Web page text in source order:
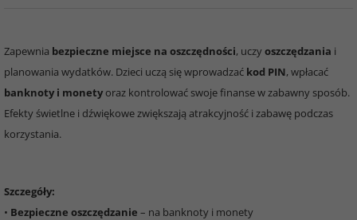
Zapewnia bezpieczne miejsce na oszczędności, uczyoszczędzania i
planowania wydatków. Dzieci uczą się wprowadzać kod PIN, wpłacać
banknoty i monety oraz kontrolować swoje finanse w zabawny sposób.
Efekty świetlne i dźwiękowe zwiększają atrakcyjność i zabawę podczas
korzystania.
Szczegóły:
• Bezpieczne oszczędzanie – na banknoty i monety